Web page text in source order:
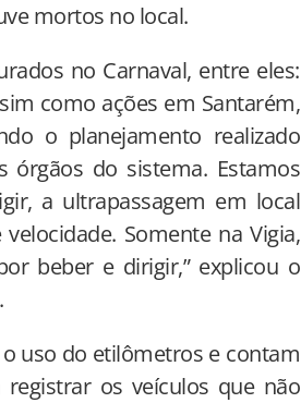
mortos no local.
no Carnaval, entre eles:
como ações em Santarém,
o planejamento realizado
órgãos do sistema. Estamos
a ultrapassagem em local
Somente na Vigia,
beber e dirigir,” explicou o
uso do etilômetros e contam
os veículos que não